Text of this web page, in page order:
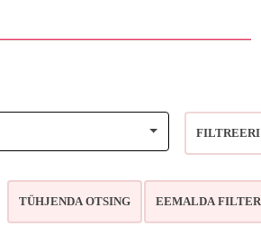
FILTREERI